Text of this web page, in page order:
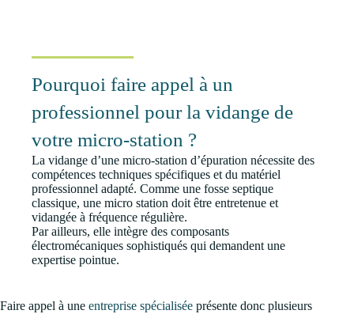
Pourquoi faire appel à un
professionnel pour la vidange de
votre micro-station ?
La vidange d’une micro-station d’épuration nécessite des
compétences techniques spécifiques et du matériel
professionnel adapté. Comme une fosse septique
classique, une micro station doit être entretenue et
vidangée à fréquence régulière.
Par ailleurs, elle intègre des composants
électromécaniques sophistiqués qui demandent une
expertise pointue.
Faire appel à une entreprise spécialisée présente donc plusieurs